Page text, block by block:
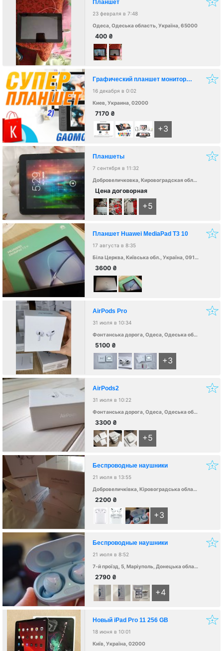
Планшет
23 февраля в 7:48
Одеса, Одеська область, Україна, 65000
400 ₴
Графический планшет монитор Gaomon PD1161 качество как у Wacom Новый
16 декабря в 0:02
Киев, Украина, 02000
7170 ₴
+3
Планшеты
7 сентября в 11:32
Добровеличковка, Кировоградская область, Украина, 27001
Цена договорная
+5
Планшет Huawei MediaPad T3 10
17 августа в 8:35
Біла Церква, Київська обл., Україна, 09100
3600 ₴
AirPods Pro
31 июля в 10:34
Фонтанська дорога, Одеса, Одеська область, Украина, 65000
5100 ₴
+3
AirPods2
31 июля в 10:22
Фонтанська дорога, Одеса, Одеська область, Украина, 65000
3300 ₴
+5
Беспроводные наушники
21 июля в 13:55
Добровеличківка, Кіровоградська область, Україна, 27001
2200 ₴
+3
Беспроводные наушники
21 июля в 8:52
7-й проїзд, 5, Маріуполь, Донецька область, Україна, 87500
2790 ₴
+4
Новый iPad Pro 11 256 GB
18 июня в 10:01
Київ, Україна, 02000